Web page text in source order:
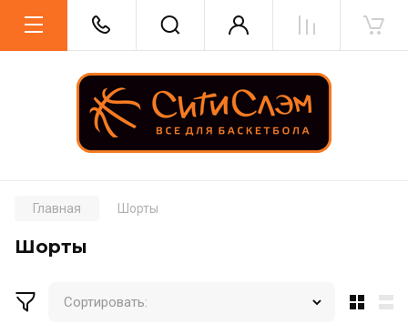
Главная Шорты
Шорты
Сортировать: